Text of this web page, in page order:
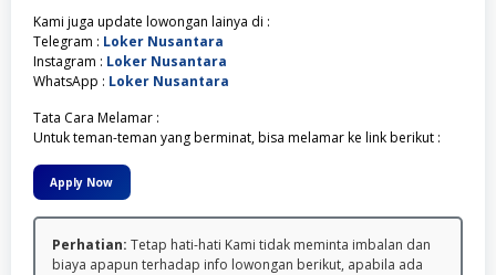
Kami juga update lowongan lainya di :
Telegram : Loker Nusantara
Instagram : Loker Nusantara
WhatsApp : Loker Nusantara
Tata Cara Melamar :
Untuk teman-teman yang berminat, bisa melamar ke link berikut :
Apply Now
Perhatian: Tetap hati-hati Kami tidak meminta imbalan dan
biaya apapun terhadap info lowongan berikut, apabila ada